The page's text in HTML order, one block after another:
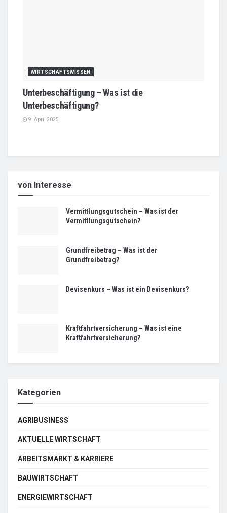
WIRTSCHAFTSWISSEN
Unterbeschäftigung – Was ist die
Unterbeschäftigung?
9. April 2025
von Interesse
Vermittlungsgutschein – Was ist der
Vermittlungsgutschein?
Grundfreibetrag – Was ist der
Grundfreibetrag?
Devisenkurs – Was ist ein Devisenkurs?
Kraftfahrtversicherung – Was ist eine
Kraftfahrtversicherung?
Kategorien
AGRIBUSINESS
AKTUELLE WIRTSCHAFT
ARBEITSMARKT & KARRIERE
BAUWIRTSCHAFT
ENERGIEWIRTSCHAFT